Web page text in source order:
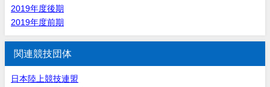
2019年度後期
2019年度前期
関連競技団体
日本陸上競技連盟